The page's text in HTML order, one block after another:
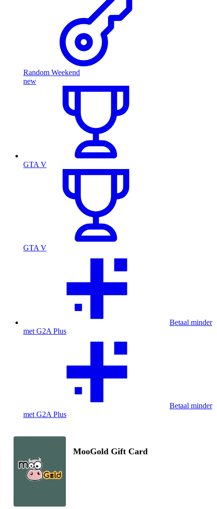
Random Weekend
new
GTA V
GTA V
Betaal minder
met G2A Plus
Betaal minder
met G2A Plus
MooGold Gift Card